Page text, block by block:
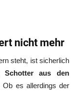
nicht mehr
steht, ist sicherlich
Schotter aus den
es allerdings der